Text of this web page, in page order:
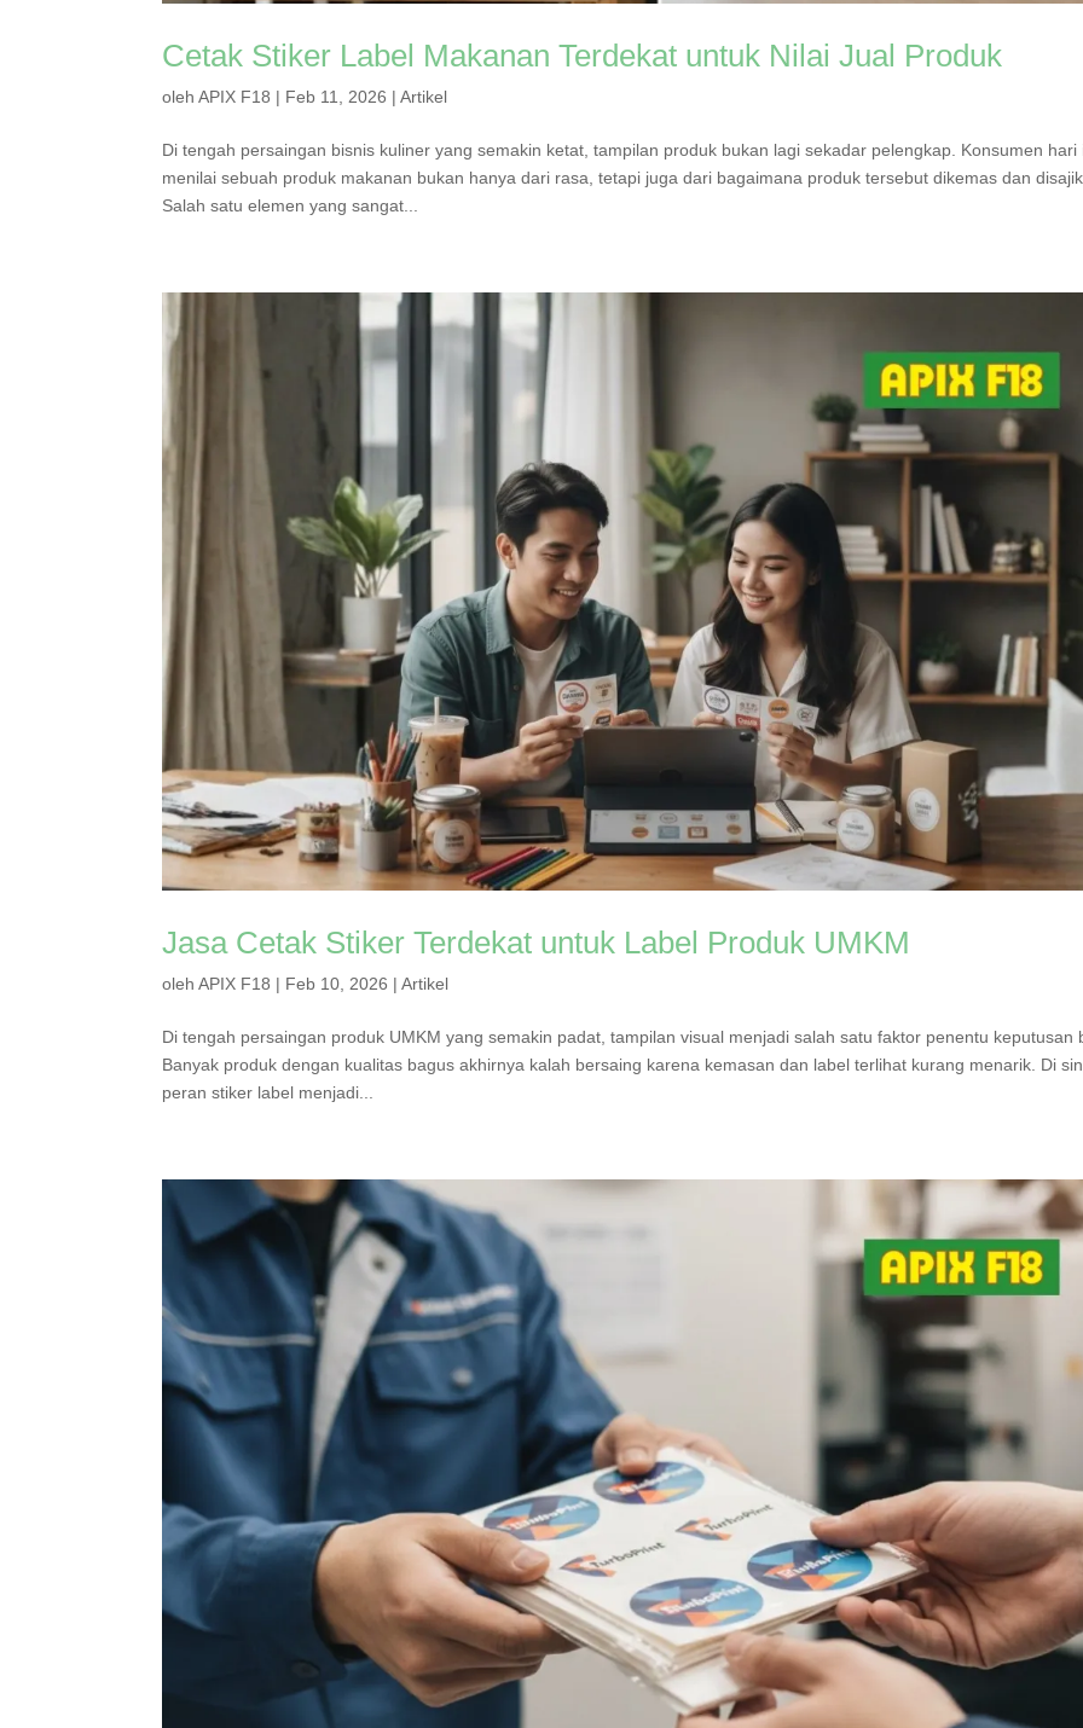
Cetak Stiker Label Makanan Terdekat untuk Nilai Jual Produk
olehAPIX F18 | Feb 11, 2026 |Artikel
Di tengah persaingan bisnis kuliner yang semakin ketat, tampilan produk bukan lagi sekadar pelengkap. Konsumen hari
menilai sebuah produk makanan bukan hanya dari rasa, tetapi juga dari bagaimana produk tersebut dikemas dan
Salah satu elemen yang sangat...
Jasa Cetak Stiker Terdekat untuk Label Produk UMKM
olehAPIX F18 | Feb 10, 2026 |Artikel
Di tengah persaingan produk UMKM yang semakin padat, tampilan visual menjadi salah satu faktor penentu keputusan
Banyak produk dengan kualitas bagus akhirnya kalah bersaing karena kemasan dan label terlihat kurang menarik. Di
peran stiker label menjadi...